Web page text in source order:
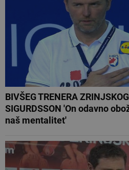
BIVŠEG TRENERA
SIGURDSSON 'On odavno
naš mentalitet'